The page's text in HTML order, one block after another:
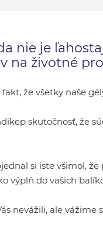
nie je
na životné
že všetky naše
skutočnosť, že
si iste všimol,
výplň do vašich
nevážili, ale vážime